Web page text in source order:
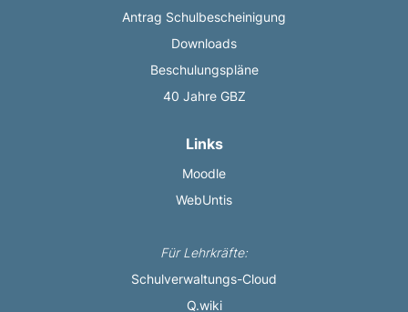
Antrag Schulbescheinigung
Downloads
Beschulungspläne
40 Jahre GBZ
Links
Moodle
WebUntis
Für Lehrkräfte:
Schulverwaltungs-Cloud
Q.wiki